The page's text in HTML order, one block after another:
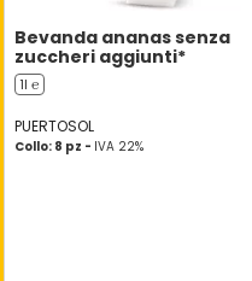
Bevanda ananas senza
zuccheri aggiunti*
1l ℮
PUERTOSOL
Collo: 8 pz - IVA 22%